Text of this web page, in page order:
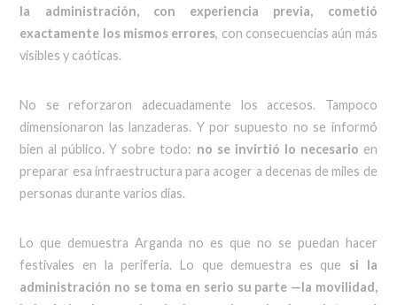
la administración, con experiencia previa, cometió
exactamente los mismos errores, con consecuencias aún más
visibles y caóticas.
No se reforzaron adecuadamente los accesos. Tampoco
dimensionaron las lanzaderas. Y por supuesto no se informó
bien al público. Y sobre todo: no se invirtió lo necesario en
preparar esa infraestructura para acoger a decenas de miles de
personas durante varios días.
Lo que demuestra Arganda no es que no se puedan hacer
festivales en la periferia. Lo que demuestra es que si la
administración no se toma en serio su parte —la movilidad,